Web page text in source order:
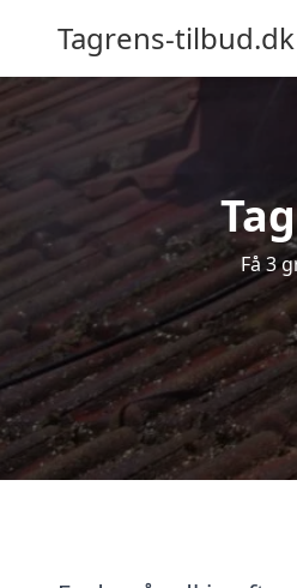
Tagrens-tilbud.dk
Få 3